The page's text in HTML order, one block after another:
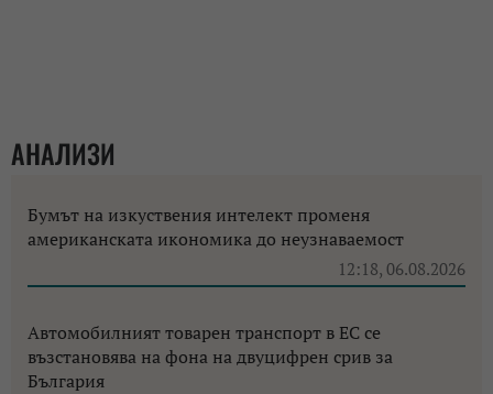
АНАЛИЗИ
Бумът на изкуствения интелект променя
американската икономика до неузнаваемост
12:18, 06.08.2026
Автомобилният товарен транспорт в ЕС се
възстановява на фона на двуцифрен срив за
България